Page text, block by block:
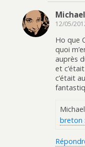
12/05/
Ho que
quoi
auprès
et
c’était
breton